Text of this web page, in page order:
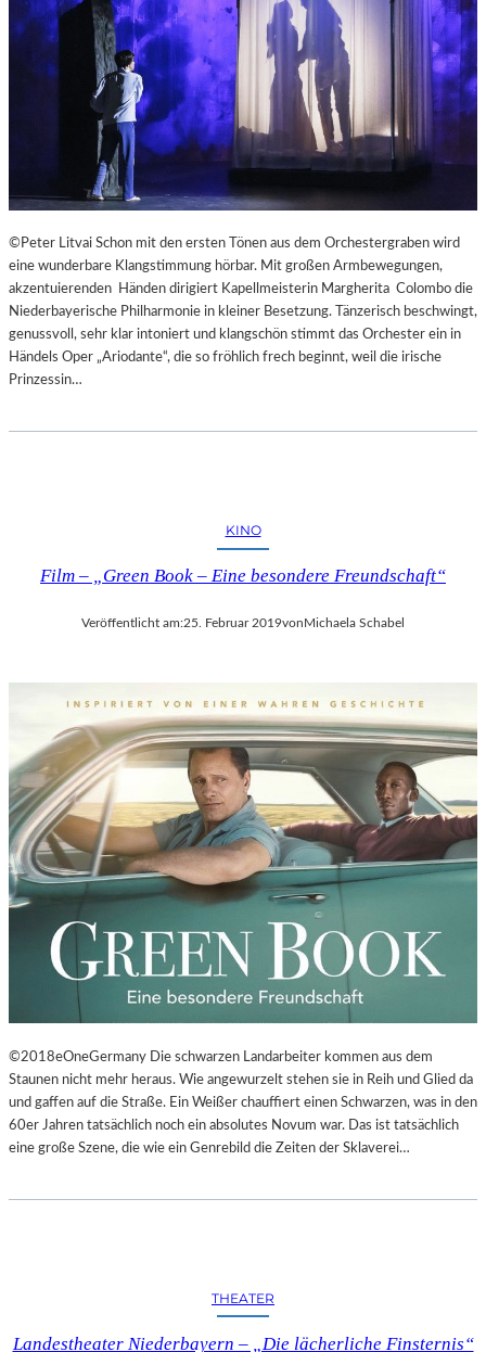
R
I
G
I
E
R
N
“
–
E
W
H
M
E
©Peter Litvai Schon mit den ersten Tönen aus dem Orchestergraben wird
eine wunderbare Klangstimmung hörbar. Mit großen Armbewegungen,
akzentuierenden Händen dirigiert Kapellmeisterin Margherita Colombo die
Niederbayerische Philharmonie in kleiner Besetzung. Tänzerisch beschwingt,
genussvoll, sehr klar intoniert und klangschön stimmt das Orchester ein in
Händels Oper „Ariodante“, die so fröhlich frech beginnt, weil die irische
Prinzessin…
KINO
Film – „Green Book – Eine besondere Freundschaft“
Veröffentlicht am:25. Februar 2019von Michaela Schabel
©2018eOneGermany Die schwarzen Landarbeiter kommen aus dem
Staunen nicht mehr heraus. Wie angewurzelt stehen sie in Reih und Glied da
und gaffen auf die Straße. Ein Weißer chauffiert einen Schwarzen, was in den
60er Jahren tatsächlich noch ein absolutes Novum war. Das ist tatsächlich
eine große Szene, die wie ein Genrebild die Zeiten der Sklaverei…
THEATER
Landestheater Niederbayern – „Die lächerliche Finsternis“